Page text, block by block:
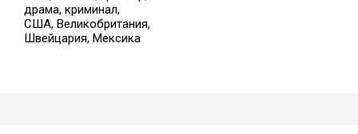
драма, криминал,
США, Великобритания,
Швейцария, Мексика